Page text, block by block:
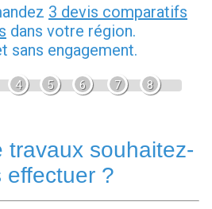
3 devis comparatifs
dans votre région.
sans engagement.
4 5 6 7 8
travaux souhaitez-
effectuer ?